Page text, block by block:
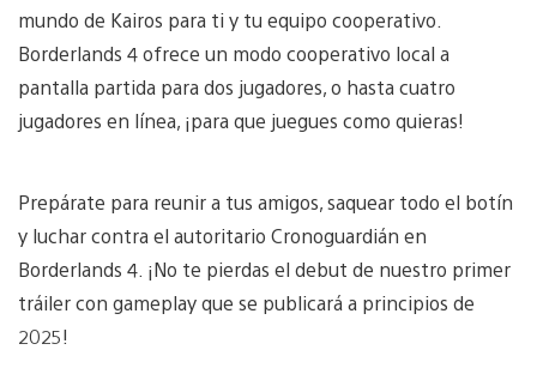
mundo de Kairos para ti y tu equipo cooperativo.
Borderlands 4 ofrece un modo cooperativo local a
pantalla partida para dos jugadores, o hasta cuatro
jugadores en línea, ¡para que juegues como quieras!
Prepárate para reunir a tus amigos, saquear todo el botín
y luchar contra el autoritario Cronoguardián en
Borderlands 4. ¡No te pierdas el debut de nuestro primer
tráiler con gameplay que se publicará a principios de
2025!